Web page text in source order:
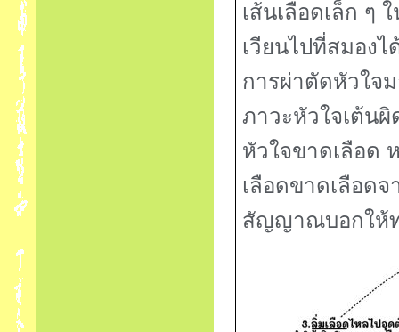
เส้นเลือดเล็ก ๆ
เวียนไปที่สมองไ
การผ่าตัดหัวใจ
ภาวะหัวใจเต้น
หัวใจขาดเลือด
เลือดขาดเลือด
สัญญาณบอกให้